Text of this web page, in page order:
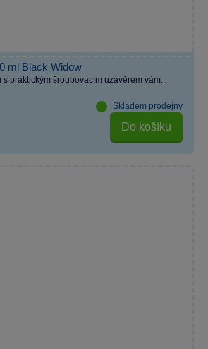
ml Black Widow
s praktickým šroubovacím uzávěrem vám...
Skladem prodejny
Do košíku